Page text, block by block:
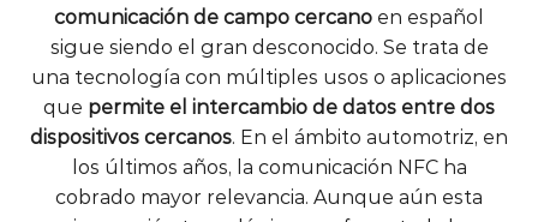
comunicación de campo cercano en español
sigue siendo el gran desconocido. Se trata de
una tecnología con múltiples usos o aplicaciones
que permite el intercambio de datos entre dos
dispositivos cercanos. En el ámbito automotriz, en
los últimos años, la comunicación NFC ha
cobrado mayor relevancia. Aunque aún esta